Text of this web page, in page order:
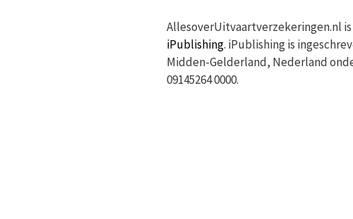
AllesoverUitvaartverzekeringen.nl
iPublishing. iPublishing is
Midden-Gelderland, Nederland
09145264 0000.